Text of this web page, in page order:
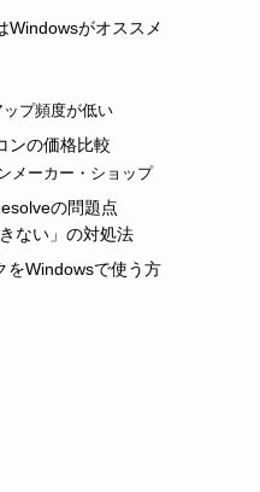
Windowsがオススメ
プ頻度が低い
ンの価格比較
メーカー・ショップ
の問題点
ない」の対処法
をWindowsで使う方